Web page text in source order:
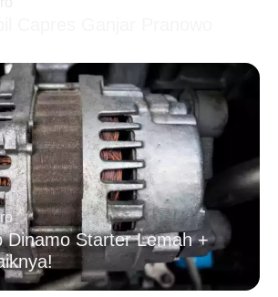
Dinamo Starter Lemah +